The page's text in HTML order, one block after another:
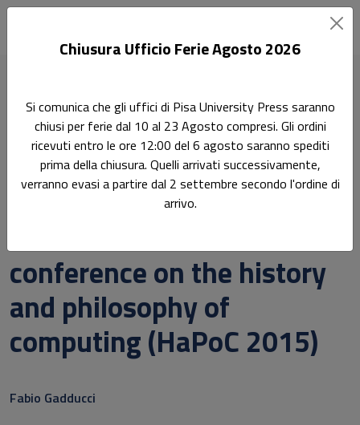
Preliminary proceedings of the third international conference
on the history and philosophy of computing (HaPoC 2015)
Ricerca
Preliminary proceedings of
conference on the history
and philosophy of
computing (HaPoC 2015)
Fabio Gadducci
Chiusura Ufficio Ferie Agosto 2026
Si comunica che gli uffici di Pisa University Press saranno
chiusi per ferie dal 10 al 23 Agosto compresi. Gli ordini
ricevuti entro le ore 12:00 del 6 agosto saranno spediti
prima della chiusura. Quelli arrivati successivamente,
verranno evasi a partire dal 2 settembre secondo l'ordine di
arrivo.